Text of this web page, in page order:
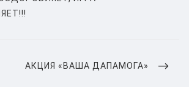
NEXT
АКЦИЯ «ВАША ДАПАМОГА»